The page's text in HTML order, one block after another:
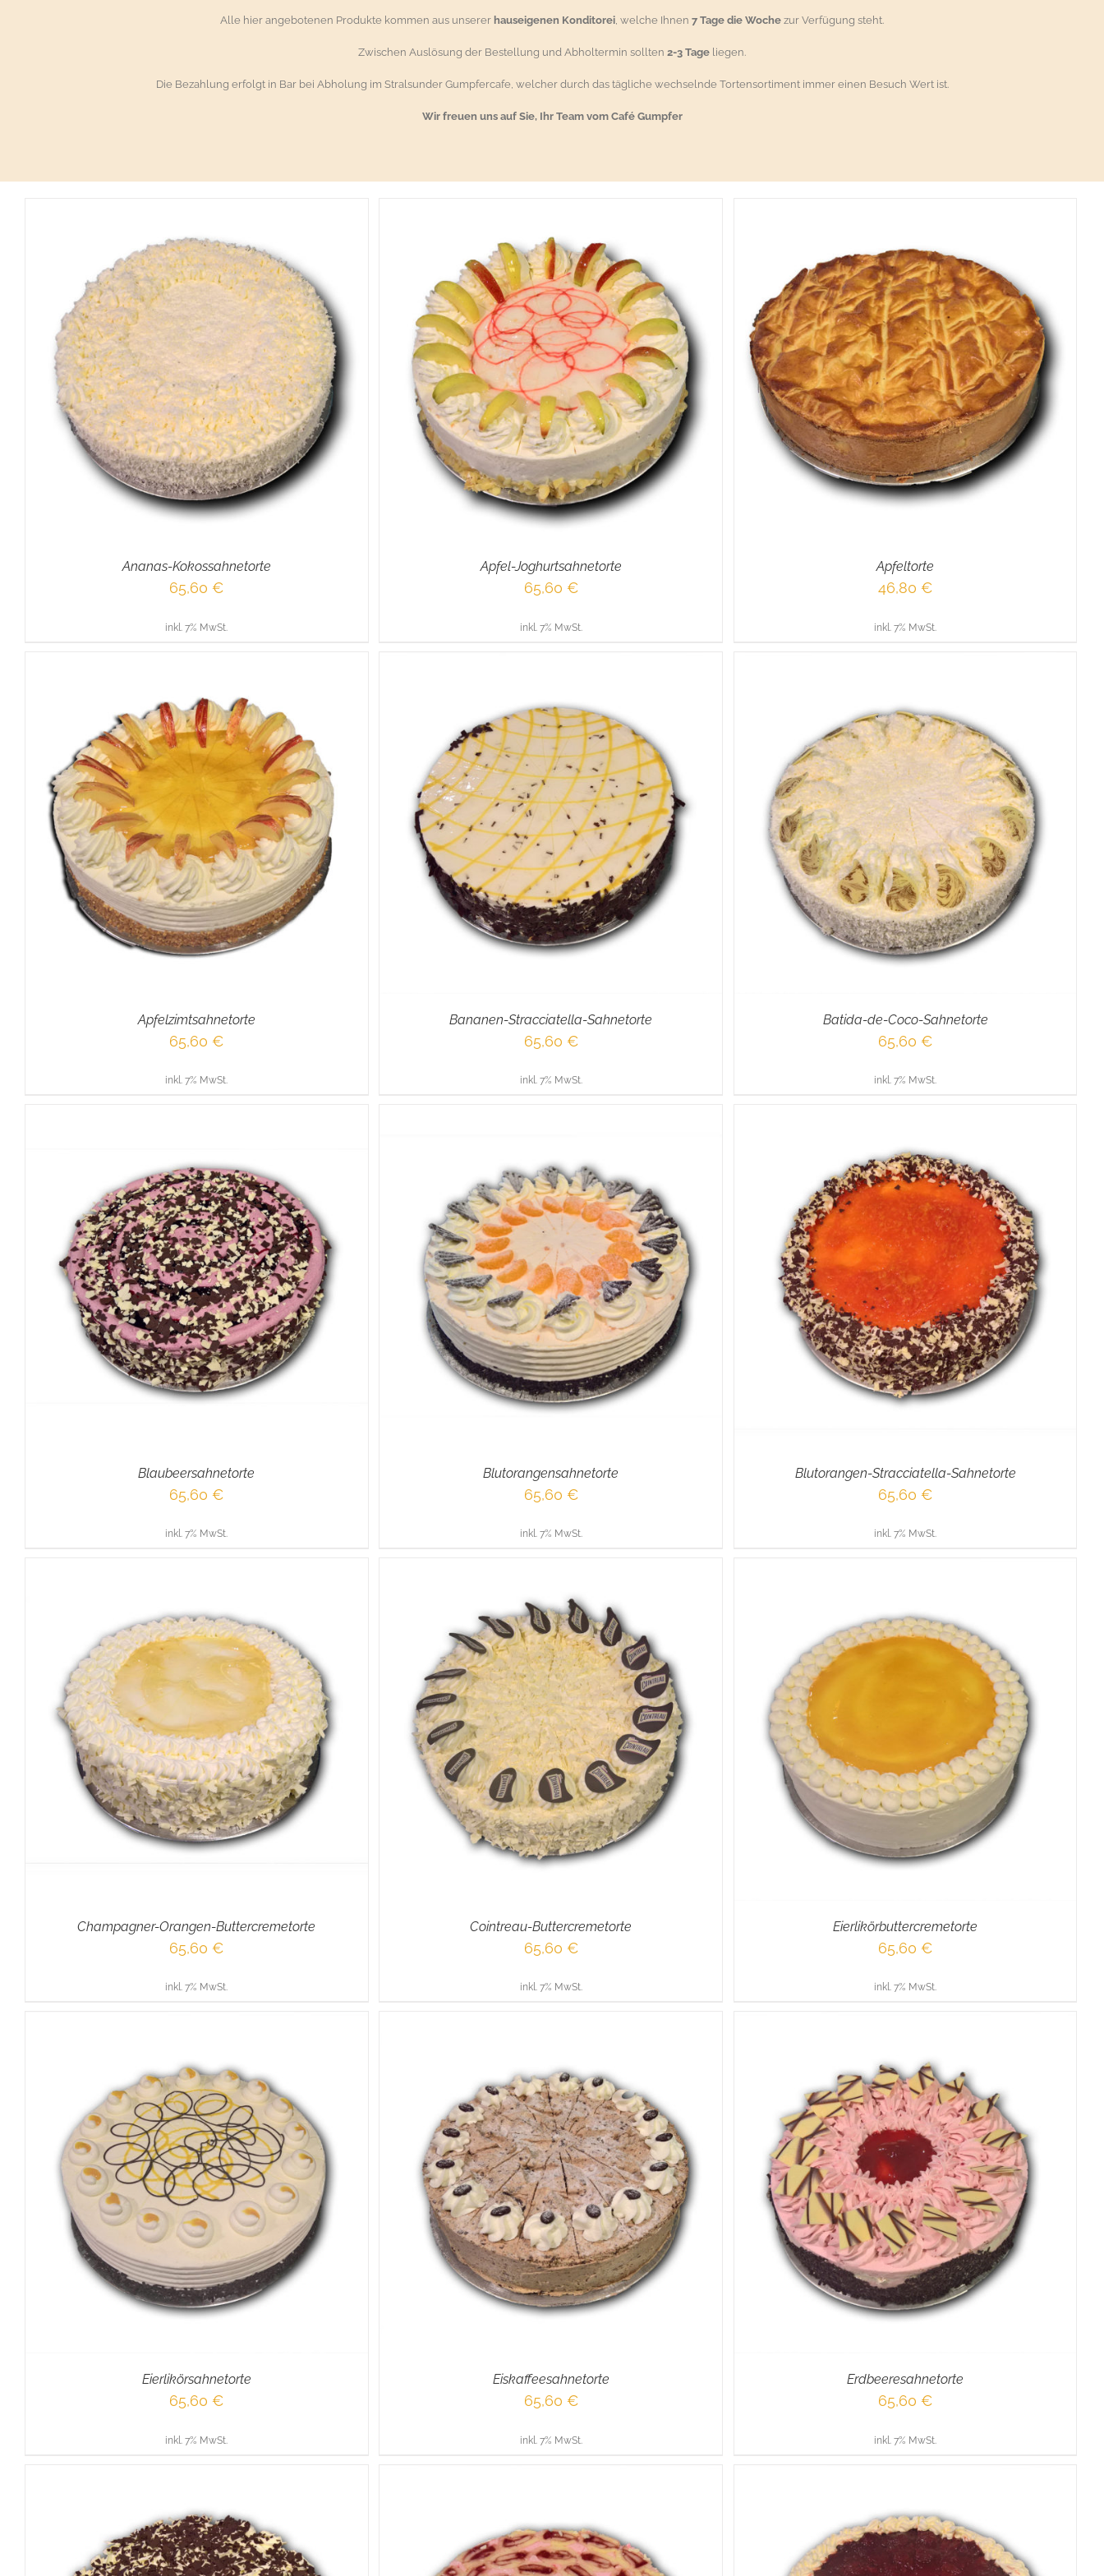
Alle hier angebotenen Produkte kommen aus unserer hauseigenen Konditorei , welche Ihnen 7 Tage die Woche zur Verfügung steht.
Zwischen Auslösung der Bestellung und Abholtermin sollten 2-3 Tage liegen.
Die Bezahlung erfolgt in Bar bei Abholung im Stralsunder Gumpfercafe, welcher durch das tägliche wechselnde Tortensortiment immer einen Besuch Wert ist.
Wir freuen uns auf Sie, Ihr Team vom Café Gumpfer
Ananas-Kokossahnetorte
65,60€
inkl. 7% MwSt.
IN DEN WARENKORB / DETAILS
Apfel-Joghurtsahnetorte
65,60 €
inkl. 7% MwSt.
IN DEN WARENKORB / DETAILS
Apfeltorte
46,80€
inkl. 7% MwSt.
Apfelzimtsahnetorte
65,60€
inkl. 7% MwSt.
IN DEN WARENKORB / DETAILS
Bananen-Stracciatella-Sahnetorte
65,60 €
inkl. 7% MwSt.
IN DEN WARENKORB / DETAILS
Batida-de-Coco-Sahnetorte
65,60€
inkl. 7% MwSt.
Blaubeersahnetorte
65,60€
inkl. 7% MwSt.
IN DEN WARENKORB / DETAILS
Blutorangensahnetorte
65,60 €
inkl. 7% MwSt.
IN DEN WARENKORB / DETAILS
Blutorangen-Stracciatella-Sahnetorte
65,60€
inkl. 7% MwSt.
Champagner-Orangen-Buttercremetorte
65,60€
inkl. 7% MwSt.
IN DEN WARENKORB / DETAILS
Cointreau-Buttercremetorte
65,60 €
inkl. 7% MwSt.
IN DEN WARENKORB / DETAILS
Eierlikörbuttercremetorte
65,60€
inkl. 7% MwSt.
Eierlikörsahnetorte
65,60€
inkl. 7% MwSt.
IN DEN WARENKORB / DETAILS
Eiskaffeesahnetorte
65,60 €
inkl. 7% MwSt.
IN DEN WARENKORB / DETAILS
Erdbeeresahnetorte
65,60€
inkl. 7% MwSt.